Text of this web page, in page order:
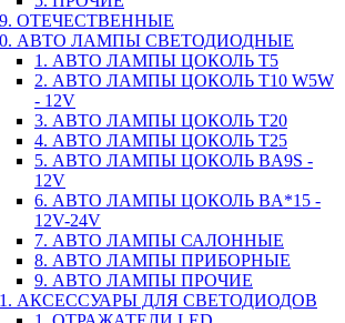
ОТЕЧЕСТВЕННЫЕ
АВТО ЛАМПЫ СВЕТОДИОДНЫЕ
1. АВТО ЛАМПЫ ЦОКОЛЬ T5
2. АВТО ЛАМПЫ ЦОКОЛЬ T10 W5W
- 12V
3. АВТО ЛАМПЫ ЦОКОЛЬ T20
4. АВТО ЛАМПЫ ЦОКОЛЬ T25
5. АВТО ЛАМПЫ ЦОКОЛЬ BA9S -
12V
6. АВТО ЛАМПЫ ЦОКОЛЬ BA*15 -
12V-24V
7. АВТО ЛАМПЫ САЛОННЫЕ
8. АВТО ЛАМПЫ ПРИБОРНЫЕ
9. АВТО ЛАМПЫ ПРОЧИЕ
АКСЕССУАРЫ ДЛЯ СВЕТОДИОДОВ